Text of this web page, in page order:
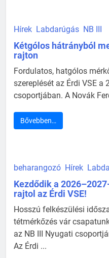
Hírek Labdarúgás NB III
Kétgólos hátrányból
rajton
Fordulatos, hatgólos
szereplését az Érdi VSE a
csoportjában. A Novák
Bővebben…
beharangozó Hírek
Kezdődik a
rajtol az Érdi VSE!
Hosszú felkészülési
tétmérkőzés vár
az NB III Nyugati
Az Érdi ...